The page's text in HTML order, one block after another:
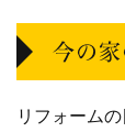
今の
リフォーム